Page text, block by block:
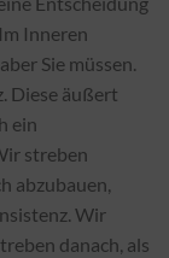
Inneren
Sie müssen.
Diese äußert
ein
streben
abzubauen,
Wir
danach, als